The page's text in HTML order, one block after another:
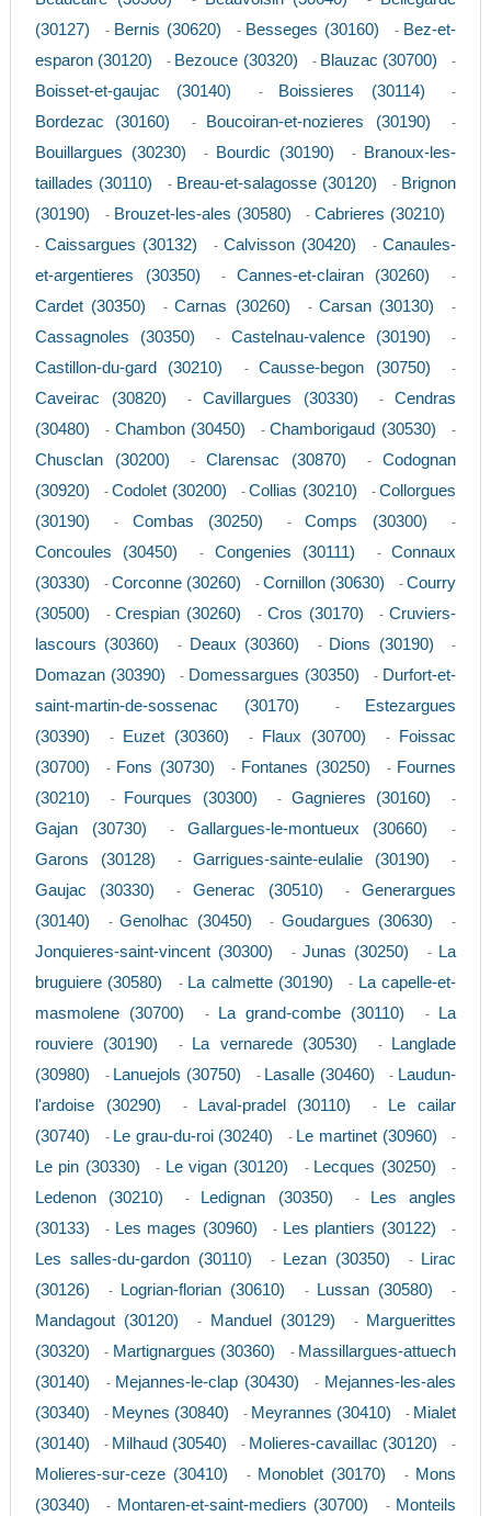
(30127)
- Bernis (30620) - Besseges (30160) - Bez-et-
esparon (30120)
- Bezouce (30320) - Blauzac (30700) -
Boisset-et-gaujac (30140) - Boissieres (30114) -
Bordezac (30160) - Boucoiran-et-nozieres (30190) -
Bouillargues (30230) - Bourdic (30190) -
Branoux-les-
taillades (30110)
- Breau-et-salagosse (30120) - Brignon
(30190)
- Brouzet-les-ales (30580) -Cabrieres (30210)
- Caissargues (30132) -Calvisson (30420) -Canaules-
et-argentieres (30350)
- Cannes-et-clairan (30260) -
Cardet (30350) -Carnas (30260) - Carsan (30130) -
Cassagnoles (30350) - Castelnau-valence (30190) -
Castillon-du-gard (30210) -Causse-begon (30750) -
Caveirac (30820) - Cavillargues (30330) -Cendras
(30480)
- Chambon (30450) -Chamborigaud (30530) -
Chusclan (30200) - Clarensac (30870) -Codognan
(30920)
-Codolet (30200) -Collias (30210) -Collorgues
(30190)
- Combas (30250) -Comps (30300) -
Concoules (30450) - Congenies (30111) -Connaux
(30330)
- Corconne (30260) -Cornillon (30630) -Courry
(30500)
-Crespian (30260) - Cros (30170) -Cruviers-
lascours (30360)
- Deaux (30360) - Dions (30190) -
Domazan (30390) - Domessargues (30350) - Durfort-et-
saint-martin-de-sossenac (30170)
-
Estezargues
(30390)
- Euzet (30360) - Flaux (30700) -
Foissac
(30700)
- Fons (30730) - Fontanes (30250) - Fournes
(30210)
- Fourques (30300) - Gagnieres (30160) -
Gajan (30730) - Gallargues-le-montueux (30660) -
Garons (30128) - Garrigues-sainte-eulalie (30190) -
Gaujac (30330) - Generac (30510) -Generargues
(30140)
-Genolhac (30450) - Goudargues (30630) -
Jonquieres-saint-vincent (30300) -Junas (30250) - La
bruguiere (30580)
- La calmette (30190) - La capelle-et-
masmolene (30700)
- La grand-combe (30110) -
La
rouviere (30190)
- La vernarede (30530) -
Langlade
(30980)
- Lanuejols (30750) - Lasalle (30460) - Laudun-
l'ardoise (30290)
- Laval-pradel (30110) -
Le cailar
(30740)
- Le grau-du-roi (30240) - Le martinet (30960) -
Le pin (30330) - Le vigan (30120) - Lecques (30250) -
Ledenon (30210) - Ledignan (30350) -
Les angles
(30133)
- Les mages (30960) - Les plantiers (30122) -
Les salles-du-gardon (30110) - Lezan (30350) -
Lirac
(30126)
- Logrian-florian (30610) - Lussan (30580) -
Mandagout (30120) - Manduel (30129) -
Marguerittes
(30320)
- Martignargues (30360) - Massillargues-attuech
(30140)
- Mejannes-le-clap (30430) - Mejannes-les-ales
(30340)
- Meynes (30840) - Meyrannes (30410) - Mialet
(30140)
- Milhaud (30540) - Molieres-cavaillac (30120) -
Molieres-sur-ceze (30410) - Monoblet (30170) - Mons
(30340)
- Montaren-et-saint-mediers (30700) - Monteils